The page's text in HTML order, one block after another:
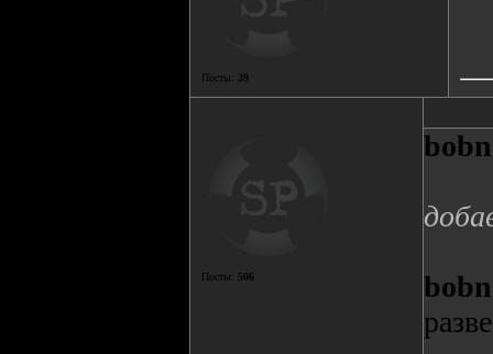
Посты: 39
Посты: 506